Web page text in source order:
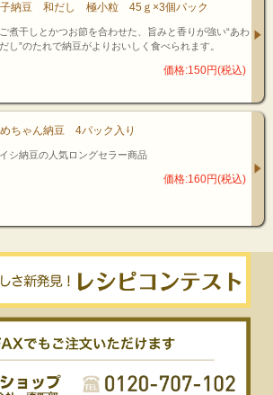
納豆 和だし 極小粒 45ｇ×3個パック
煮干しとかつお節を合わせた、旨みと香りが強い“あわ
し”のたれで納豆がよりおいしく食べられます。
価格:150円(税込)
めちゃん納豆 4パック入り
シ納豆の人気ロングセラー商品
価格:160円(税込)